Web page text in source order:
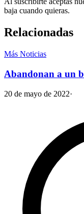
baja cuando quieras.
Relacionadas
Más Noticias
Abandonan a un
20 de mayo de 2022·